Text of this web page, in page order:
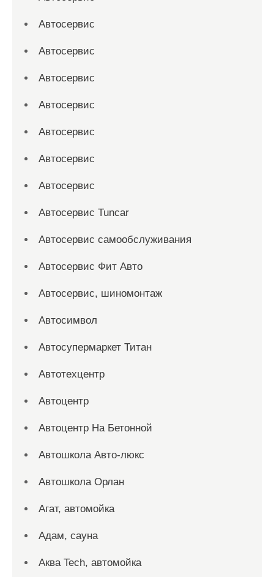
Автосервис
Автосервис
Автосервис
Автосервис
Автосервис
Автосервис
Автосервис
Автосервис Tuncar
Автосервис самообслуживания
Автосервис Фит Авто
Автосервис, шиномонтаж
Автосимвол
Автосупермаркет Титан
Автотехцентр
Автоцентр
Автоцентр На Бетонной
Автошкола Авто-люкс
Автошкола Орлан
Агат, автомойка
Адам, сауна
Аква Tech, автомойка